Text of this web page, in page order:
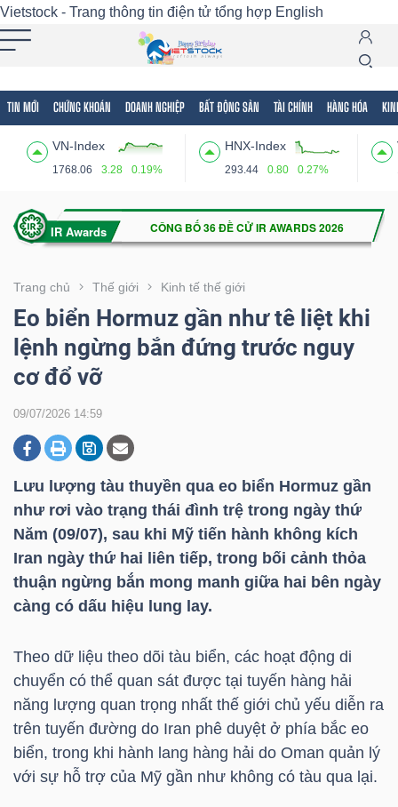
Vietstock - Trang thông tin điện tử tổng hợp English
TIN MỚI CHỨNG KHOÁN DOANH NGHIỆP BẤT ĐỘNG SẢN TÀI CHÍNH HÀNG HÓA
VN-Index
1768.06 3.28 0.19%
HNX-Index
293.44 0.80 0.27%
Trang chủ Thế giới Kinh tế thế giới
Eo biển Hormuz gần như tê liệt khi
lệnh ngừng bắn đứng trước nguy
cơ đổ vỡ
09/07/2026 14:59
Lưu lượng tàu thuyền qua eo biển Hormuz gần
như rơi vào trạng thái đình trệ trong ngày thứ
Năm (09/07), sau khi Mỹ tiến hành không kích
Iran ngày thứ hai liên tiếp, trong bối cảnh thỏa
thuận ngừng bắn mong manh giữa hai bên ngày
càng có dấu hiệu lung lay.
Theo dữ liệu theo dõi tàu biển, các hoạt động di
chuyển có thể quan sát được tại tuyến hàng hải
năng lượng quan trọng nhất thế giới chủ yếu diễn ra
trên tuyến đường do Iran phê duyệt ở phía bắc eo
biển, trong khi hành lang hàng hải do Oman quản lý
với sự hỗ trợ của Mỹ gần như không có tàu qua lại.
Tất cả Tính năng Ngành Mã chứng khoán
Tính
(-)
VIETSTOCK
CHỨNG
KHOÁN
DOANH
NGHIỆP
BẤT
ĐỘNG
SẢN
TÀI
CHÍNH